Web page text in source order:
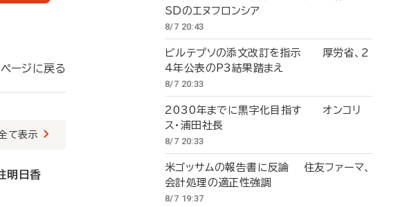
ージに戻る
て表示
明日香
SDのエヌフロンシア
8/7 20:43
ビルテプソの添文改訂を指示 厚労省、2
4年公表のP3結果踏まえ
8/7 20:33
2030年までに黒字化目指す オンコリ
ス・浦田社長
8/7 20:33
米ゴッサムの報告書に反論 住友ファーマ、
会計処理の適正性強調
8/7 19:37